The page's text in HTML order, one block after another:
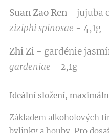
Suan Zao Ren - jujuba
ziziphi spinosae - 4,1g
Zhi Zi - gardénie
gardeniae - 2,1g
Ideální složení,
Základem alkoholových